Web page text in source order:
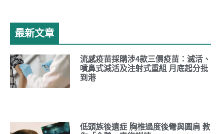
最新文章
流感疫苗採購涉4款三價疫苗：滅活、
噴鼻式減活及注射式重組 月底起分批
到港
低頭族後遺症 胸椎過度後彎與圓肩 教